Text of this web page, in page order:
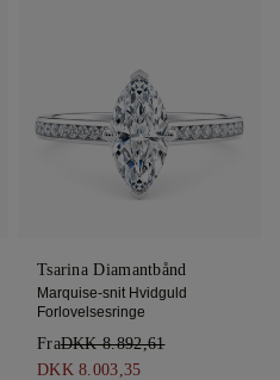
Tsarina Diamantbånd
Marquise-snit Hvidguld
Forlovelsesringe
FraDKK 8.892,61
DKK 8.003,35